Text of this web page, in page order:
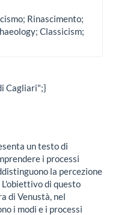
Rinascimento;
Classicism;
Cagliari";}
un testo di
i processi
la percezione
di questo
di Venustà, nel
i modi e i processi